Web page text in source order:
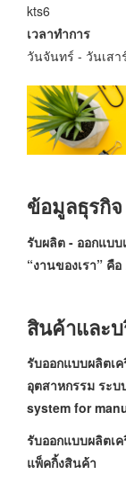
kts6
เวลาทำการ
วันจันทร์ - วันเสา
ข้อมูลธุรกิจ
รับผลิต - ออกแบบ
“งานของเรา” คือ
สินค้าและ
รับออกแบบผลิตเค
อุตสาหกรรม ระ
system for
รับออกแบบผลิตเ
แพ็คกิ้งสินค้า